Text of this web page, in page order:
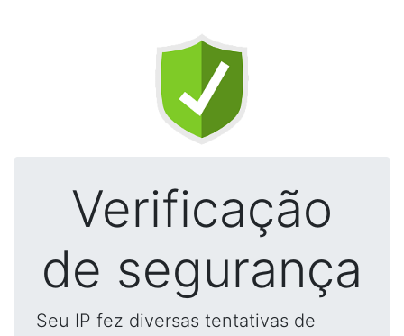
Verificação
de segurança
Seu IP fez diversas tentativas de